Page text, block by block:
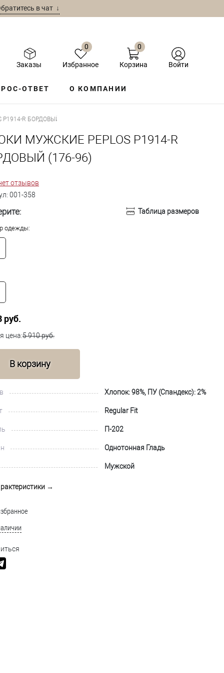
в чат ↓
Заказы
0
Избранное
0
Корзина Войти
ОТВЕТ О КОМПАНИИ
R БОРДОВЫЙ
МУЖСКИЕ PEPLOS P1914-R
(176-96)
отзывов
001-358
Таблица размеров
одежды:
руб.
цена:5 910 руб.
В корзину
Хлопок: 98%, ПУ (Спандекс): 2%
Regular Fit
П-202
Однотонная Гладь
Мужской
→